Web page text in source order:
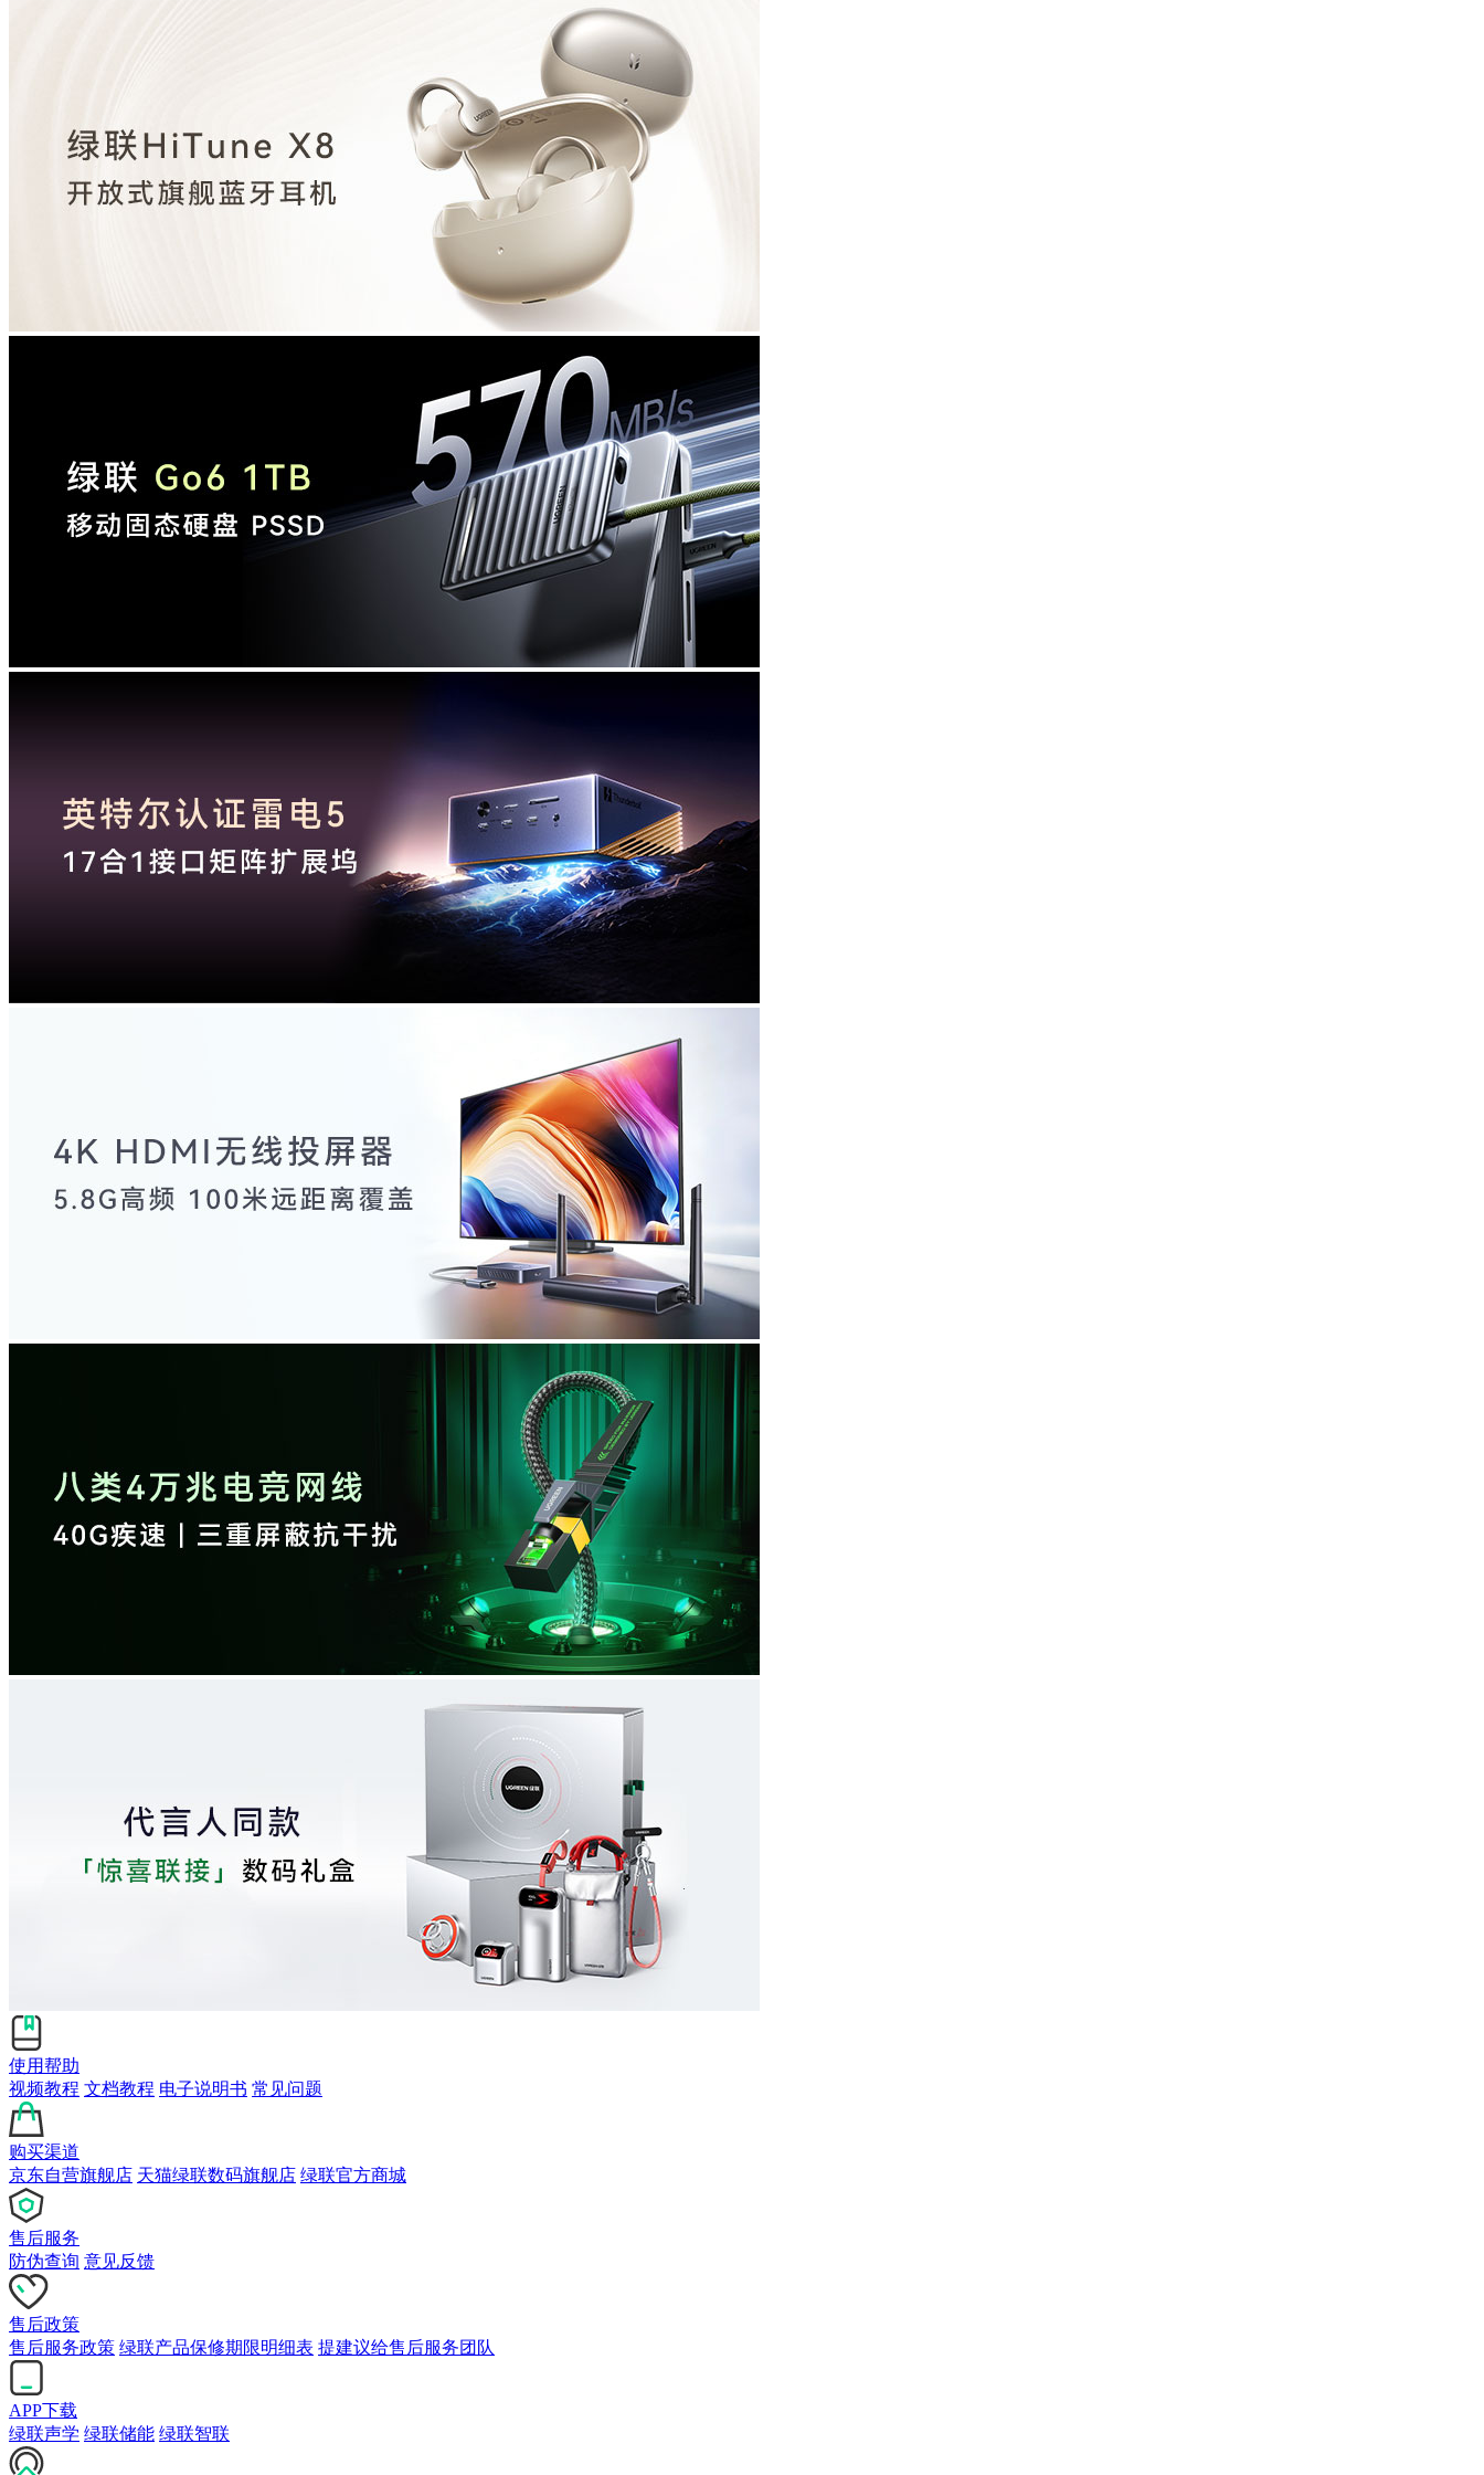
使用帮助
视频教程 文档教程 电子说明书 常见问题
购买渠道
京东自营旗舰店 天猫绿联数码旗舰店 绿联官方商城
售后服务
防伪查询 意见反馈
售后政策
售后服务政策 绿联产品保修期限明细表 提建议给售后服务团队
APP下载
绿联声学 绿联储能 绿联智联